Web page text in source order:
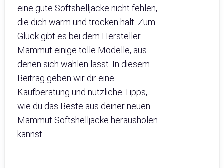
eine gute Softshelljacke nicht fehlen,
die dich warm und trocken hält. Zum
Glück gibt es bei dem Hersteller
Mammut einige tolle Modelle, aus
denen sich wählen lässt. In diesem
Beitrag geben wir dir eine
Kaufberatung und nützliche Tipps,
wie du das Beste aus deiner neuen
Mammut Softshelljacke herausholen
kannst.